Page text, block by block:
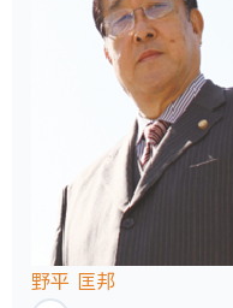
野平 匡邦